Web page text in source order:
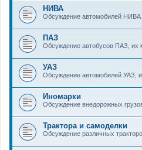
НИВА
Обсуждение автомобилей
ПАЗ
Обсуждение автобусов ПАЗ, их
УАЗ
Обсуждение автомобилей УАЗ,
Иномарки
Обсуждение внедорожных
Трактора и самоделки
Обсуждение различных